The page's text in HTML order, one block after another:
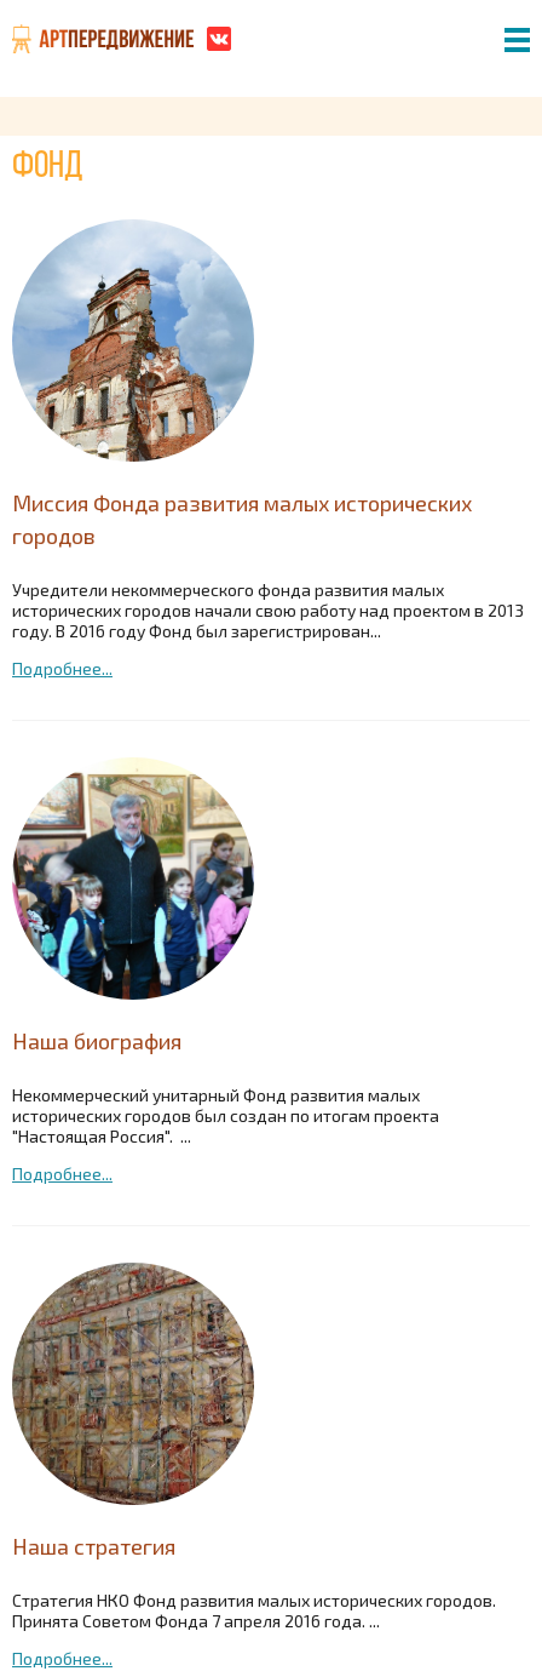
Фонд
Миссия Фонда развития малых исторических
городов
Учредители некоммерческого фонда развития малых
исторических городов начали свою работу над проектом в 2013
году. В 2016 году Фонд был зарегистрирован...
Подробнее...
Наша биография
Некоммерческий унитарный Фонд развития малых
исторических городов был создан по итогам проекта
"Настоящая Россия". ...
Подробнее...
Наша стратегия
Стратегия НКО Фонд развития малых исторических городов.
Принята Советом Фонда 7 апреля 2016 года. ...
Подробнее...